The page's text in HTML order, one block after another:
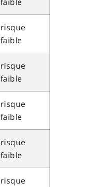
risque
faible
risque
faible
risque
faible
risque
faible
risque